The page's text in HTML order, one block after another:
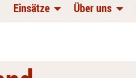
Einsätze Über uns